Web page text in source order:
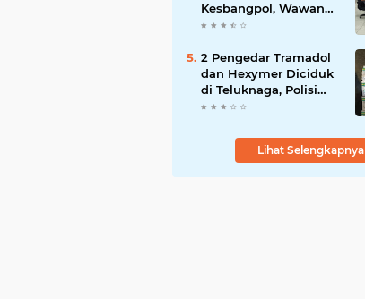
Kesbangpol, Wawan
Fauzi: Peran Media
hingga Fatal
2 Pengedar Tramadol
dan Hexymer Diciduk
di Teluknaga, Polisi
Amankan Ratusan Pil
Lihat Selengkapnya